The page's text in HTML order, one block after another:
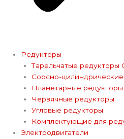
Редукторы
Тарельчатые редукторы
Соосно-
Планетарные редукторы
Червячные редукторы
Угловые редукторы
Комплектующие для
Электродвигатели